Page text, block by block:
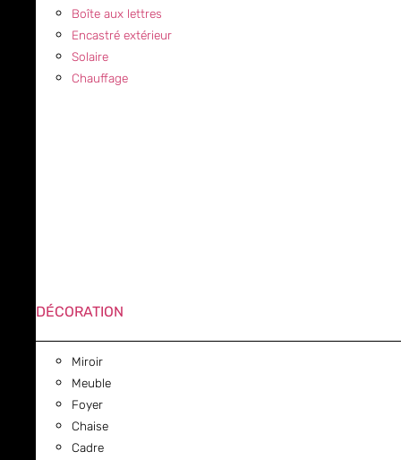
Boîte aux lettres
Encastré extérieur
Solaire
Chauffage
DÉCORATION
Miroir
Meuble
Foyer
Chaise
Cadre